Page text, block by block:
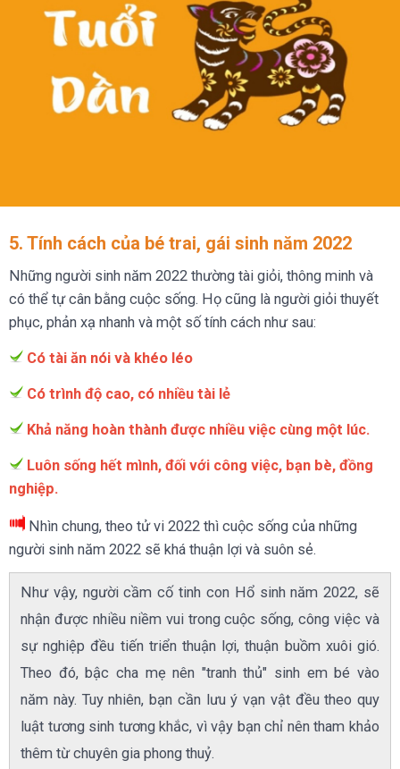
5. Tính cách của bé trai, gái sinh năm 2022
Những người sinh năm 2022 thường tài giỏi, thông minh và
có thể tự cân bằng cuộc sống. Họ cũng là người giỏi thuyết
phục, phản xạ nhanh và một số tính cách như sau:
Có tài ăn nói và khéo léo
Có trình độ cao, có nhiều tài lẻ
Khả năng hoàn thành được nhiều việc cùng một lúc.
Luôn sống hết mình, đối với công việc, bạn bè, đồng
nghiệp.
Nhìn chung, theo tử vi 2022 thì cuộc sống của những
người sinh năm 2022 sẽ khá thuận lợi và suôn sẻ.
Như vậy, người cầm cố tinh con Hổ sinh năm 2022, sẽ
nhận được nhiều niềm vui trong cuộc sống, công việc và
sự nghiệp đều tiến triển thuận lợi, thuận buồm xuôi gió.
Theo đó, bậc cha mẹ nên "tranh thủ" sinh em bé vào
năm này. Tuy nhiên, bạn cần lưu ý vạn vật đều theo quy
luật tương sinh tương khắc, vì vậy bạn chỉ nên tham khảo
thêm từ chuyên gia phong thuỷ.